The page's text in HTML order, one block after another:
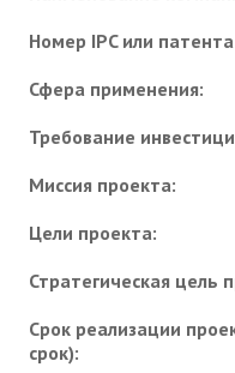
Номер IPC или
Сфера применения:
Требование
Миссия проекта:
Цели проекта:
Стратегическая цель
Срок реализации
срок):